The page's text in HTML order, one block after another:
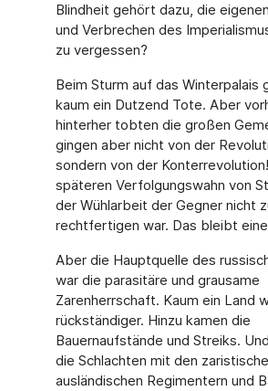
Blindheit gehört dazu, die
und Verbrechen des
zu vergessen?
Beim Sturm auf das Winterpalais
kaum ein Dutzend Tote. Aber
hinterher tobten die großen
gingen aber nicht von der
sondern von der
späteren Verfolgungswahn von
der Wühlarbeit der Gegner nicht
rechtfertigen war. Das bleibt
Aber die Hauptquelle des
war die parasitäre und grausame
Zarenherrschaft. Kaum ein Land
rückständiger. Hinzu kamen die
Bauernaufstände und Streiks.
die Schlachten mit den
ausländischen Regimentern und